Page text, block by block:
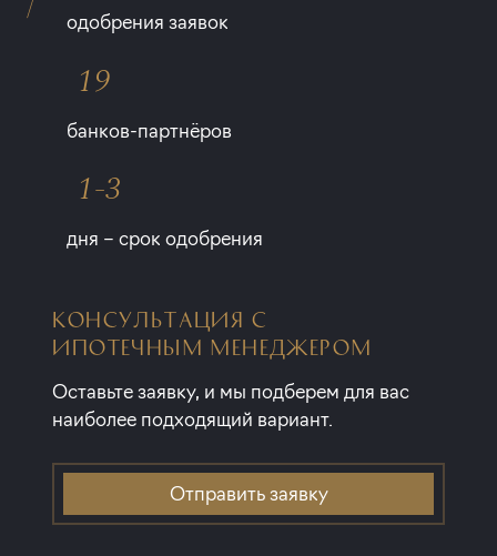
одобрения заявок
19
банков-партнёров
1-3
дня – срок одобрения
КОНСУЛЬТАЦИЯ С
ИПОТЕЧНЫМ МЕНЕДЖЕРОМ
Оставьте заявку, и мы подберем для вас
наиболее подходящий вариант.
Отправить заявку